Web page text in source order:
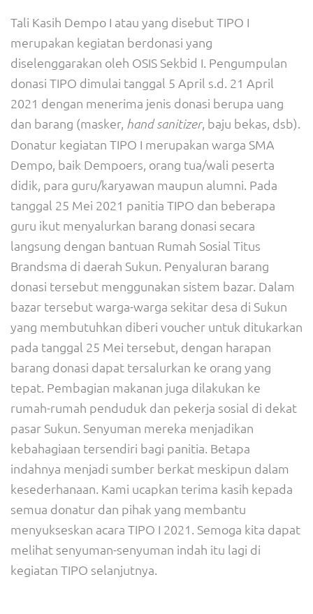
Tali Kasih Dempo I atau yang disebut TIPO I
merupakan kegiatan berdonasi yang
diselenggarakan oleh OSIS Sekbid I. Pengumpulan
donasi TIPO dimulai tanggal 5 April s.d. 21 April
2021 dengan menerima jenis donasi berupa uang
dan barang (masker, hand sanitizer, baju bekas, dsb).
Donatur kegiatan TIPO I merupakan warga SMA
Dempo, baik Dempoers, orang tua/wali peserta
didik, para guru/karyawan maupun alumni. Pada
tanggal 25 Mei 2021 panitia TIPO dan beberapa
guru ikut menyalurkan barang donasi secara
langsung dengan bantuan Rumah Sosial Titus
Brandsma di daerah Sukun. Penyaluran barang
donasi tersebut menggunakan sistem bazar. Dalam
bazar tersebut warga-warga sekitar desa di Sukun
yang membutuhkan diberi voucher untuk ditukarkan
pada tanggal 25 Mei tersebut, dengan harapan
barang donasi dapat tersalurkan ke orang yang
tepat. Pembagian makanan juga dilakukan ke
rumah-rumah penduduk dan pekerja sosial di dekat
pasar Sukun. Senyuman mereka menjadikan
kebahagiaan tersendiri bagi panitia. Betapa
indahnya menjadi sumber berkat meskipun dalam
kesederhanaan. Kami ucapkan terima kasih kepada
semua donatur dan pihak yang membantu
menyukseskan acara TIPO I 2021. Semoga kita dapat
melihat senyuman-senyuman indah itu lagi di
kegiatan TIPO selanjutnya.